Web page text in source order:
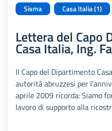
Sisma Casa Italia (1)
Lettera del Capo
Casa Italia, Ing.
Il Capo del Dipartimento
autorità abruzzesi per
aprile 2009 ricorda: Siamo
lavoro di supporto alla